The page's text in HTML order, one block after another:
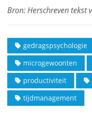
gedragspsychologie
microgewoonten
productiviteit
tijdmanagement